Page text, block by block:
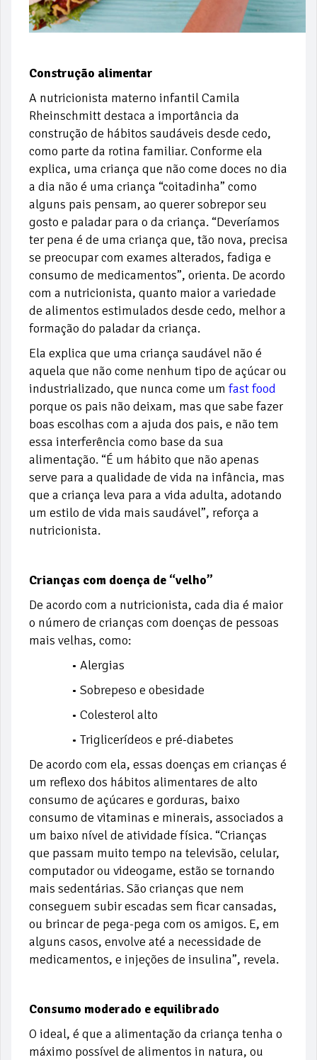
Construção alimentar
A nutricionista materno infantil Camila
Rheinschmitt destaca a importância da
construção de hábitos saudáveis desde cedo,
como parte da rotina familiar. Conforme ela
explica, uma criança que não come doces no dia
a dia não é uma criança “coitadinha” como
alguns pais pensam, ao querer sobrepor seu
gosto e paladar para o da criança. “Deveríamos
ter pena é de uma criança que, tão nova, precisa
se preocupar com exames alterados, fadiga e
consumo de medicamentos”, orienta. De acordo
com a nutricionista, quanto maior a variedade
de alimentos estimulados desde cedo, melhor a
formação do paladar da criança.
Ela explica que uma criança saudável não é
aquela que não come nenhum tipo de açúcar ou
industrializado, que nunca come um fast food
porque os pais não deixam, mas que sabe fazer
boas escolhas com a ajuda dos pais, e não tem
essa interferência como base da sua
alimentação. “É um hábito que não apenas
serve para a qualidade de vida na infância, mas
que a criança leva para a vida adulta, adotando
um estilo de vida mais saudável”, reforça a
nutricionista.
Crianças com doença de “velho”
De acordo com a nutricionista, cada dia é maior
o número de crianças com doenças de pessoas
mais velhas, como:
• Alergias
• Sobrepeso e obesidade
• Colesterol alto
• Triglicerídeos e pré-diabetes
De acordo com ela, essas doenças em crianças é
um reflexo dos hábitos alimentares de alto
consumo de açúcares e gorduras, baixo
consumo de vitaminas e minerais, associados a
um baixo nível de atividade física. “Crianças
que passam muito tempo na televisão, celular,
computador ou videogame, estão se tornando
mais sedentárias. São crianças que nem
conseguem subir escadas sem ficar cansadas,
ou brincar de pega-pega com os amigos. E, em
alguns casos, envolve até a necessidade de
medicamentos, e injeções de insulina”, revela.
Consumo moderado e equilibrado
O ideal, é que a alimentação da criança tenha o
máximo possível de alimentos in natura, ou